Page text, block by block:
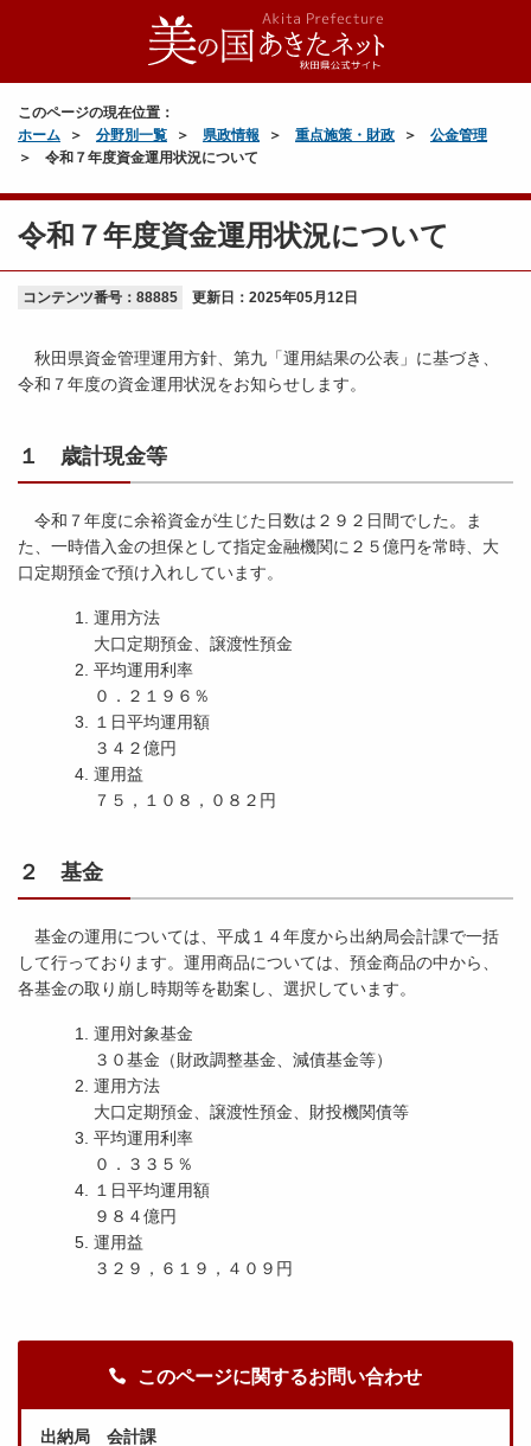
このページの現在位置：
ホーム
分野別一覧 県政情報 重点施策・財政
公金管理
令和７年度資金運用状況について
令和７年度資金運用状況について
コンテンツ番号：88885 更新日： 2025年05月12日
秋田県資金管理運用方針、第九「運用結果の公表」に基づき、
令和７年度の資金運用状況をお知らせします。
１ 歳計現金等
令和７年度に余裕資金が生じた日数は２９２日間でした。ま
た、一時借入金の担保として指定金融機関に２５億円を常時、大
口定期預金で預け入れしています。
運用方法
大口定期預金、譲渡性預金
平均運用利率
０．２１９６％
１日平均運用額
３４２億円
運用益
７５，１０８，０８２円
２ 基金
基金の運用については、平成１４年度から出納局会計課で一括
して行っております。運用商品については、預金商品の中から、
各基金の取り崩し時期等を勘案し、選択しています。
運用対象基金
３０基金（財政調整基金、減債基金等）
運用方法
大口定期預金、譲渡性預金、財投機関債等
平均運用利率
０．３３５％
１日平均運用額
９８４億円
運用益
３２９，６１９，４０９円
このページに関するお問い合わせ
出納局 会計課